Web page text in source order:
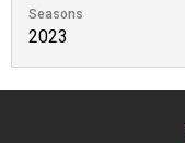
Seasons
2023